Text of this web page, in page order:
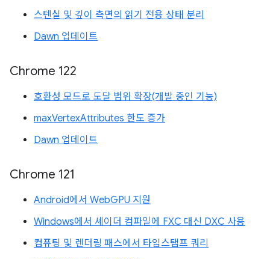
스텐실 및 깊이 측면의 읽기 전용 상태 분리
Dawn 업데이트
Chrome 122
호환성 모드로 도달 범위 확장(개발 중인 기능)
maxVertexAttributes 한도 증가
Dawn 업데이트
Chrome 121
Android에서 WebGPU 지원
Windows에서 셰이더 컴파일에 FXC 대신 DXC 사용
컴퓨팅 및 렌더링 패스에서 타임스탬프 쿼리